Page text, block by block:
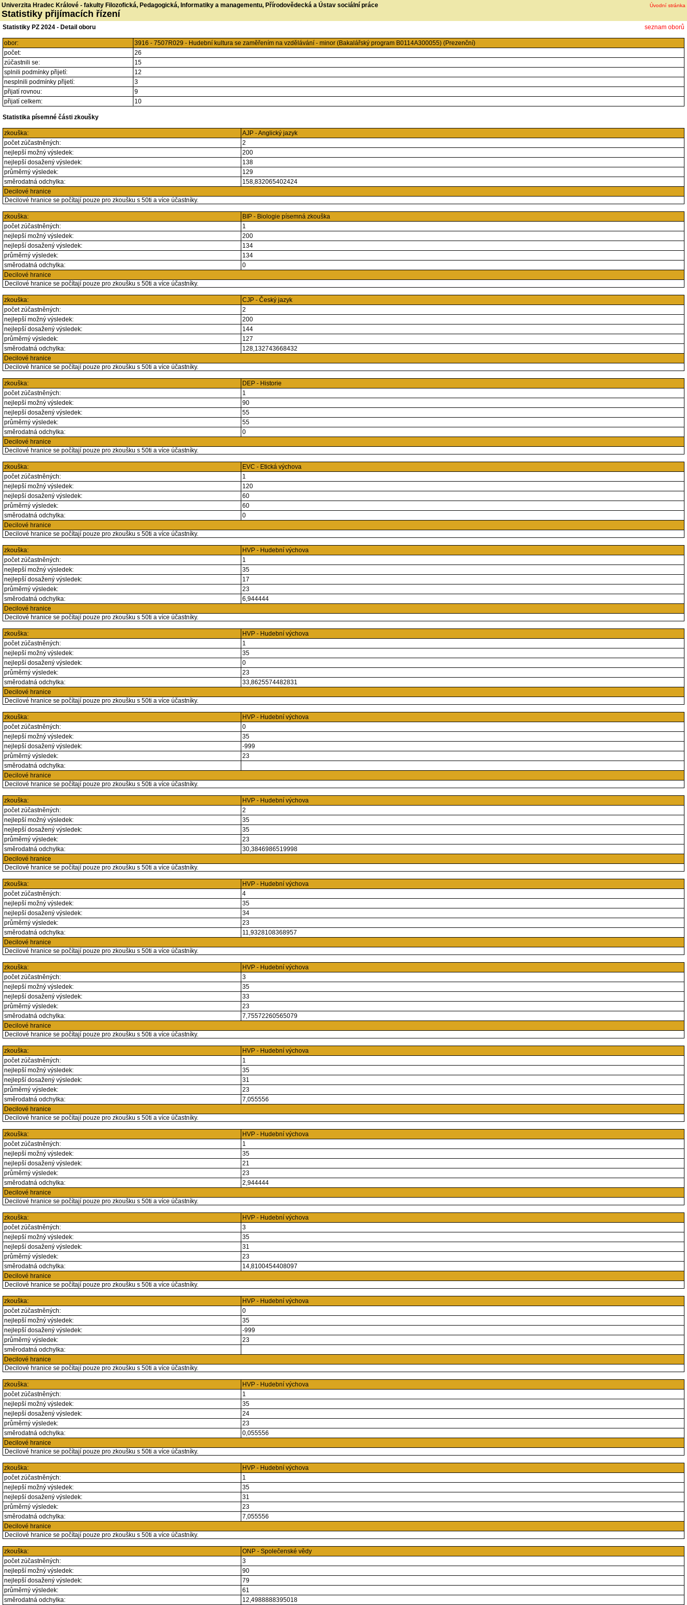
Univerzita Hradec Králové - fakulty Filozofická, Pedagogická, Informatiky a managementu, Přírodovědecká a Ústav sociální práce
Statistiky přijímacích řízení
Úvodní stránka
seznam oborů
Statistiky PZ 2024 - Detail oboru
obor:
3916 - 7507R029 - Hudební kultura se zaměřením na vzdělávání - minor (Bakalářský program B0114A300055) (Prezenční)
počet:
26
zúčastnili se:
15
splnili podmínky přijetí:
12
nesplnili podmínky přijetí:
3
přijatí rovnou:
9
přijatí celkem:
10
Statistika písemné části zkoušky
zkouška:
AJP - Anglický jazyk
počet zúčastněných:
2
nejlepší možný výsledek:
200
nejlepší dosažený výsledek:
138
průměrný výsledek:
129
směrodatná odchylka:
158,832065402424
Decilové hranice
Decilové hranice se počítají pouze pro zkoušku s 50ti a více účastníky.
zkouška:
BIP - Biologie písemná zkouška
počet zúčastněných:
1
nejlepší možný výsledek:
200
nejlepší dosažený výsledek:
134
průměrný výsledek:
134
směrodatná odchylka:
0
Decilové hranice
Decilové hranice se počítají pouze pro zkoušku s 50ti a více účastníky.
zkouška:
CJP - Český jazyk
počet zúčastněných:
2
nejlepší možný výsledek:
200
nejlepší dosažený výsledek:
144
průměrný výsledek:
127
směrodatná odchylka:
128,132743668432
Decilové hranice
Decilové hranice se počítají pouze pro zkoušku s 50ti a více účastníky.
zkouška:
DEP - Historie
počet zúčastněných:
1
nejlepší možný výsledek:
90
nejlepší dosažený výsledek:
55
průměrný výsledek:
55
směrodatná odchylka:
0
Decilové hranice
Decilové hranice se počítají pouze pro zkoušku s 50ti a více účastníky.
zkouška:
EVC - Etická výchova
počet zúčastněných:
1
nejlepší možný výsledek:
120
nejlepší dosažený výsledek:
60
průměrný výsledek:
60
směrodatná odchylka:
0
Decilové hranice
Decilové hranice se počítají pouze pro zkoušku s 50ti a více účastníky.
zkouška:
HVP - Hudební výchova
počet zúčastněných:
1
nejlepší možný výsledek:
35
nejlepší dosažený výsledek:
17
průměrný výsledek:
23
směrodatná odchylka:
6,944444
Decilové hranice
Decilové hranice se počítají pouze pro zkoušku s 50ti a více účastníky.
zkouška:
HVP - Hudební výchova
počet zúčastněných:
1
nejlepší možný výsledek:
35
nejlepší dosažený výsledek:
0
průměrný výsledek:
23
směrodatná odchylka:
33,8625574482831
Decilové hranice
Decilové hranice se počítají pouze pro zkoušku s 50ti a více účastníky.
zkouška:
HVP - Hudební výchova
počet zúčastněných:
0
nejlepší možný výsledek:
35
nejlepší dosažený výsledek:
-999
průměrný výsledek:
23
směrodatná odchylka:
Decilové hranice
Decilové hranice se počítají pouze pro zkoušku s 50ti a více účastníky.
zkouška:
HVP - Hudební výchova
počet zúčastněných:
2
nejlepší možný výsledek:
35
nejlepší dosažený výsledek:
35
průměrný výsledek:
23
směrodatná odchylka:
30,3846986519998
Decilové hranice
Decilové hranice se počítají pouze pro zkoušku s 50ti a více účastníky.
zkouška:
HVP - Hudební výchova
počet zúčastněných:
4
nejlepší možný výsledek:
35
nejlepší dosažený výsledek:
34
průměrný výsledek:
23
směrodatná odchylka:
11,9328108368957
Decilové hranice
Decilové hranice se počítají pouze pro zkoušku s 50ti a více účastníky.
zkouška:
HVP - Hudební výchova
počet zúčastněných:
3
nejlepší možný výsledek:
35
nejlepší dosažený výsledek:
33
průměrný výsledek:
23
směrodatná odchylka:
7,75572260565079
Decilové hranice
Decilové hranice se počítají pouze pro zkoušku s 50ti a více účastníky.
zkouška:
HVP - Hudební výchova
počet zúčastněných:
1
nejlepší možný výsledek:
35
nejlepší dosažený výsledek:
31
průměrný výsledek:
23
směrodatná odchylka:
7,055556
Decilové hranice
Decilové hranice se počítají pouze pro zkoušku s 50ti a více účastníky.
zkouška:
HVP - Hudební výchova
počet zúčastněných:
1
nejlepší možný výsledek:
35
nejlepší dosažený výsledek:
21
průměrný výsledek:
23
směrodatná odchylka:
2,944444
Decilové hranice
Decilové hranice se počítají pouze pro zkoušku s 50ti a více účastníky.
zkouška:
HVP - Hudební výchova
počet zúčastněných:
3
nejlepší možný výsledek:
35
nejlepší dosažený výsledek:
31
průměrný výsledek:
23
směrodatná odchylka:
14,8100454408097
Decilové hranice
Decilové hranice se počítají pouze pro zkoušku s 50ti a více účastníky.
zkouška:
HVP - Hudební výchova
počet zúčastněných:
0
nejlepší možný výsledek:
35
nejlepší dosažený výsledek:
-999
průměrný výsledek:
23
směrodatná odchylka:
Decilové hranice
Decilové hranice se počítají pouze pro zkoušku s 50ti a více účastníky.
zkouška:
HVP - Hudební výchova
počet zúčastněných:
1
nejlepší možný výsledek:
35
nejlepší dosažený výsledek:
24
průměrný výsledek:
23
směrodatná odchylka:
0,055556
Decilové hranice
Decilové hranice se počítají pouze pro zkoušku s 50ti a více účastníky.
zkouška:
HVP - Hudební výchova
počet zúčastněných:
1
nejlepší možný výsledek:
35
nejlepší dosažený výsledek:
31
průměrný výsledek:
23
směrodatná odchylka:
7,055556
Decilové hranice
Decilové hranice se počítají pouze pro zkoušku s 50ti a více účastníky.
zkouška:
ONP - Společenské vědy
počet zúčastněných:
3
nejlepší možný výsledek:
90
nejlepší dosažený výsledek:
79
průměrný výsledek:
61
směrodatná odchylka:
12,4988888395018